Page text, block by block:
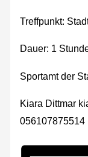
Treffpunkt:
Dauer: 1
Sportamt der
Kiara Dittmar
056107875514